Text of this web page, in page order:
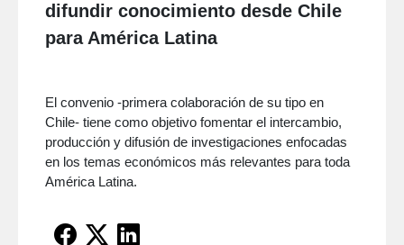
difundir conocimiento desde Chile
para América Latina
El convenio -primera colaboración de su tipo en
Chile- tiene como objetivo fomentar el intercambio,
producción y difusión de investigaciones enfocadas
en los temas económicos más relevantes para toda
América Latina.